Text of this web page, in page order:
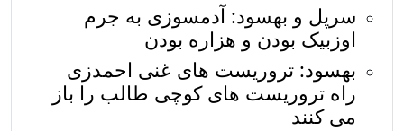
سرپل و بهسود: آدمسوزی به جرم
اوزبیک بودن و هزاره بودن
بهسود: تروریست های غنی احمدزی
راه تروریست های کوچی طالب را باز
می کنند